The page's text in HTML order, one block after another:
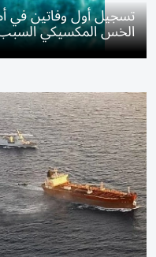
تسجيل أول وفاتين في
الخس المكسيكي